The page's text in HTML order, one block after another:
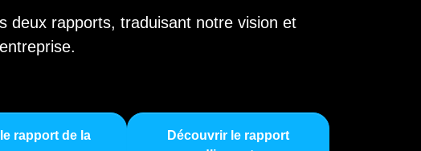
deux rapports, traduisant notre vision et
rapport de la
Découvrir le rapport